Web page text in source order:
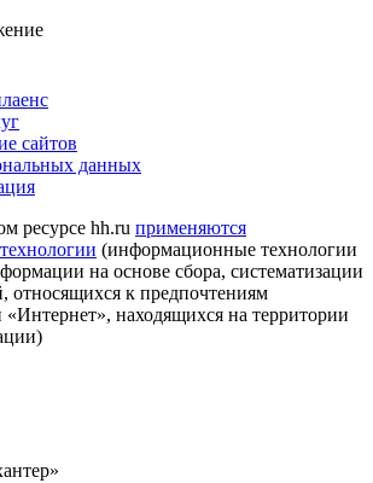
сайтов
данных
ресурсе hh.ru применяются
(информационные технологии
на основе сбора, систематизации
относящихся к предпочтениям
«Интернет», находящихся на территории